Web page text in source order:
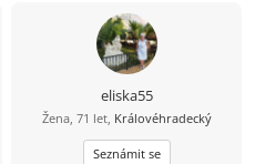
eliska55
Žena, 71 let, Královéhradecký
Seznámit se